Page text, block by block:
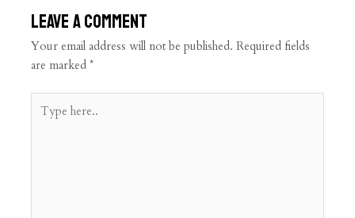
Leave a Comment
Your email address will not be published. Required fields
are marked*
here..